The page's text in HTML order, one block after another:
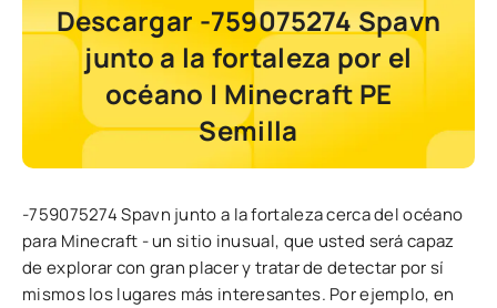
Descargar -759075274 Spavn
junto a la fortaleza por el
océano | Minecraft PE
Semilla
-759075274 Spavn junto a la fortaleza cerca del océano
para Minecraft - un sitio inusual, que usted será capaz
de explorar con gran placer y tratar de detectar por sí
mismos los lugares más interesantes. Por ejemplo, en